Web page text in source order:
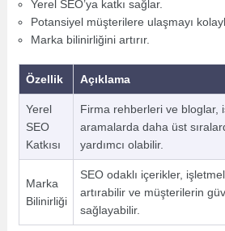
Yerel SEO’ya katkı sağlar.
Potansiyel müşterilere ulaşmayı
Marka bilinirliğini artırır.
Özellik Açıklama
Yerel
SEO
Katkısı
Firma rehberleri ve bloglar,
aramalarda daha üst
yardımcı olabilir.
Marka
Bilinirliği
SEO odaklı içerikler,
artırabilir ve müşterilerin
sağlayabilir.